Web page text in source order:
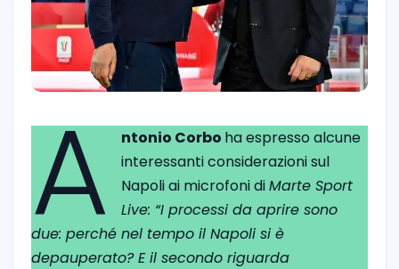
A ntonio Corbo ha espresso alcune
interessanti considerazioni sul
Napoli ai microfoni diMarte Sport
Live: “I processi da aprire sono
due: perché nel tempo il Napoli si è
depauperato? E il secondo riguarda